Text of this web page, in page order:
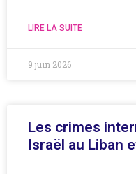
LIRE LA SUITE
9 juin 2026
Les crimes
Israël au Liban